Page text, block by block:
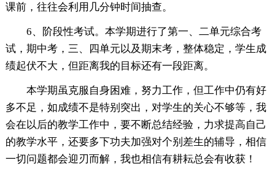
课前，往往会利用几分钟时间抽查。
6、阶段性考试。本学期进行了第一、二单元综合考
试，期中考，三、四单元以及期末考，整体稳定，学生成
绩起伏不大，但距离我的目标还有一段距离。
本学期虽克服自身困难，努力工作，但工作中仍有好
多不足，如成绩不是特别突出，对学生的关心不够等，我
会在以后的教学工作中，要不断总结经验，力求提高自己
的教学水平，还要多下功夫加强对个别差生的辅导，相信
一切问题都会迎刃而解，我也相信有耕耘总会有收获！